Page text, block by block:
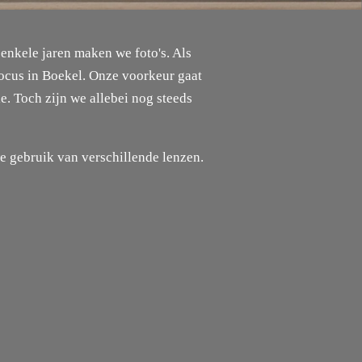
jaren maken we foto's. Als
in Boekel. Onze voorkeur gaat
Toch zijn we allebei nog steeds
gebruik van verschillende lenzen.